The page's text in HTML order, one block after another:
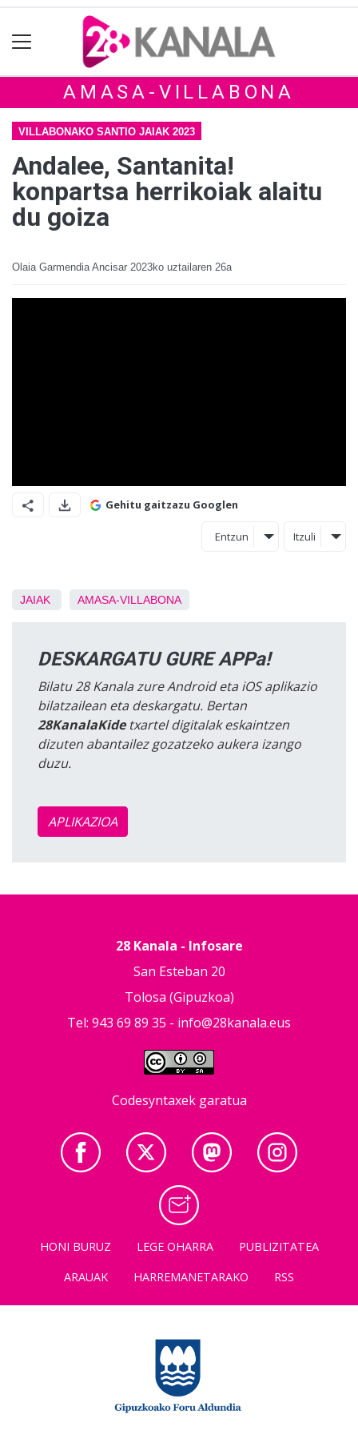
AMASA-VILLABONA
VILLABONAKO SANTIO JAIAK 2023
Andalee, Santanita!
konpartsa herrikoiak alaitu
du goiza
Olaia Garmendia Ancisar 2023ko uztailaren 26a
Gehitu gaitzazu Googlen
Entzun Itzuli
JAIAK AMASA-VILLABONA
DESKARGATU GURE APPa!
Bilatu 28 Kanala zure Android eta iOS aplikazio
bilatzailean eta deskargatu. Bertan
28KanalaKidetxartel digitalak eskaintzen
dizuten abantailez gozatzeko aukera izango
duzu.
APLIKAZIOA
28 Kanala - Infosare
San Esteban 20
Tolosa (Gipuzkoa)
Tel: 943 69 89 35 - info@28kanala.eus
Codesyntaxek garatua
HONI BURUZ LEGE OHARRA
PUBLIZITATEA
ARAUAK
HARREMANETARAKO RSS